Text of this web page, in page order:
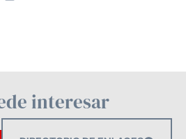
interesar